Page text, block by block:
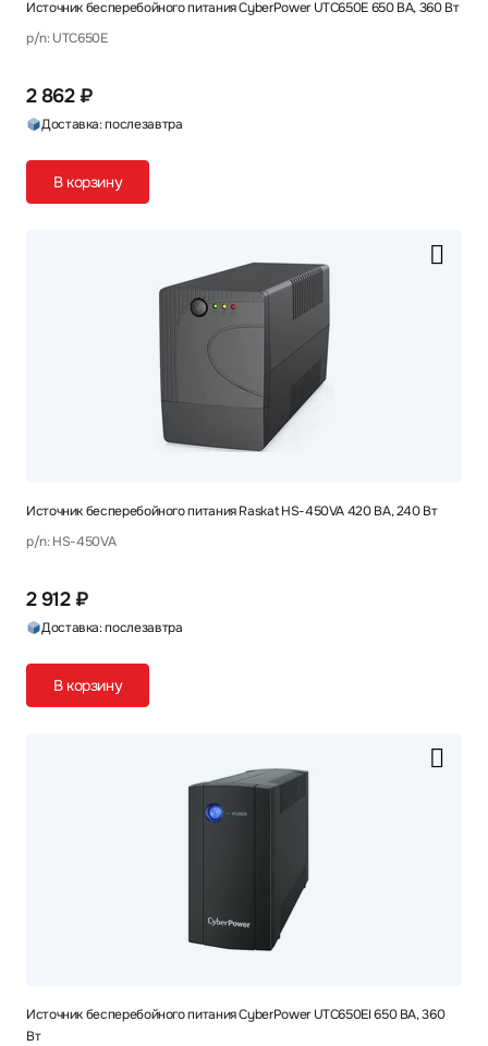
Источник бесперебойного питания CyberPower UTC650E 650 ВА, 360 Вт
p/n: UTC650E
2 862 ₽
Доставка: послезавтра
В корзину
Источник бесперебойного питания Raskat HS-450VA 420 ВА, 240 Вт
p/n: HS-450VA
2 912 ₽
Доставка: послезавтра
В корзину
Источник бесперебойного питания CyberPower UTC650EI 650 ВА, 360
Вт